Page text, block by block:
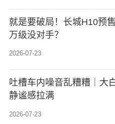
就是要破局！长城H10预
万级没对手？
2026-07-23
吐槽车内噪音乱糟糟｜大
静谧感拉满
2026-07-23